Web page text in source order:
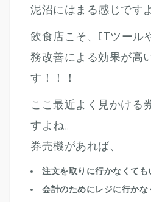
泥沼にはまる感じです
飲食店こそ、ITツール
務改善による効果が高
す！！！
ここ最近よく見かける
すよね。
券売機があれば、
注文を取りに行かなくても
会計のためにレジに行かな